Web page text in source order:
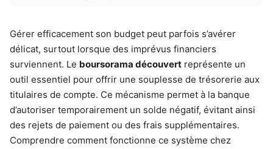
Gérer efficacement son budget peut parfois s’avérer
délicat, surtout lorsque des imprévus financiers
surviennent. Le boursorama découvert représente un
outil essentiel pour offrir une souplesse de trésorerie aux
titulaires de compte. Ce mécanisme permet à la banque
d’autoriser temporairement un solde négatif, évitant ainsi
des rejets de paiement ou des frais supplémentaires.
Comprendre comment fonctionne ce système chez